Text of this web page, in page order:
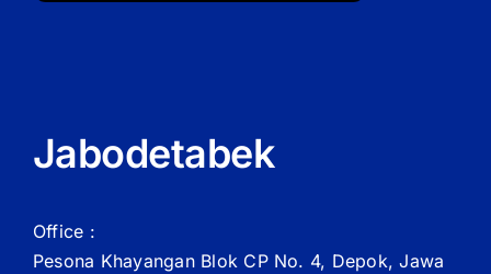
Jabodetabek
Office :
Pesona Khayangan Blok CP No. 4, Depok, Jawa